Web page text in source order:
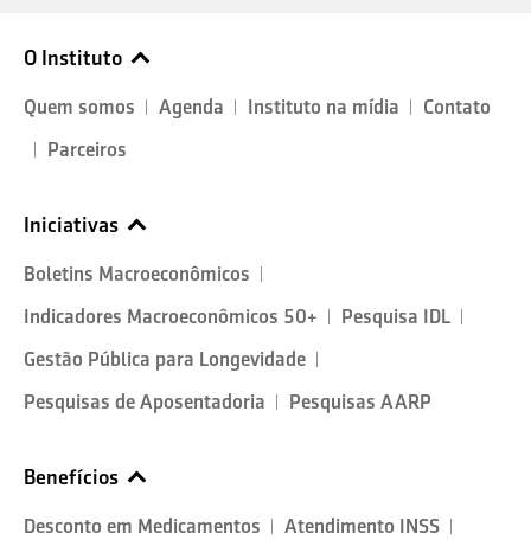
O Instituto
Quem somos Agenda Instituto na mídia
Contato
Parceiros
Iniciativas
Boletins Macroeconômicos
Indicadores Macroeconômicos 50+
Pesquisa IDL
Gestão Pública para Longevidade
Pesquisas de Aposentadoria
Pesquisas AARP
Benefícios
Desconto em Medicamentos
Atendimento INSS